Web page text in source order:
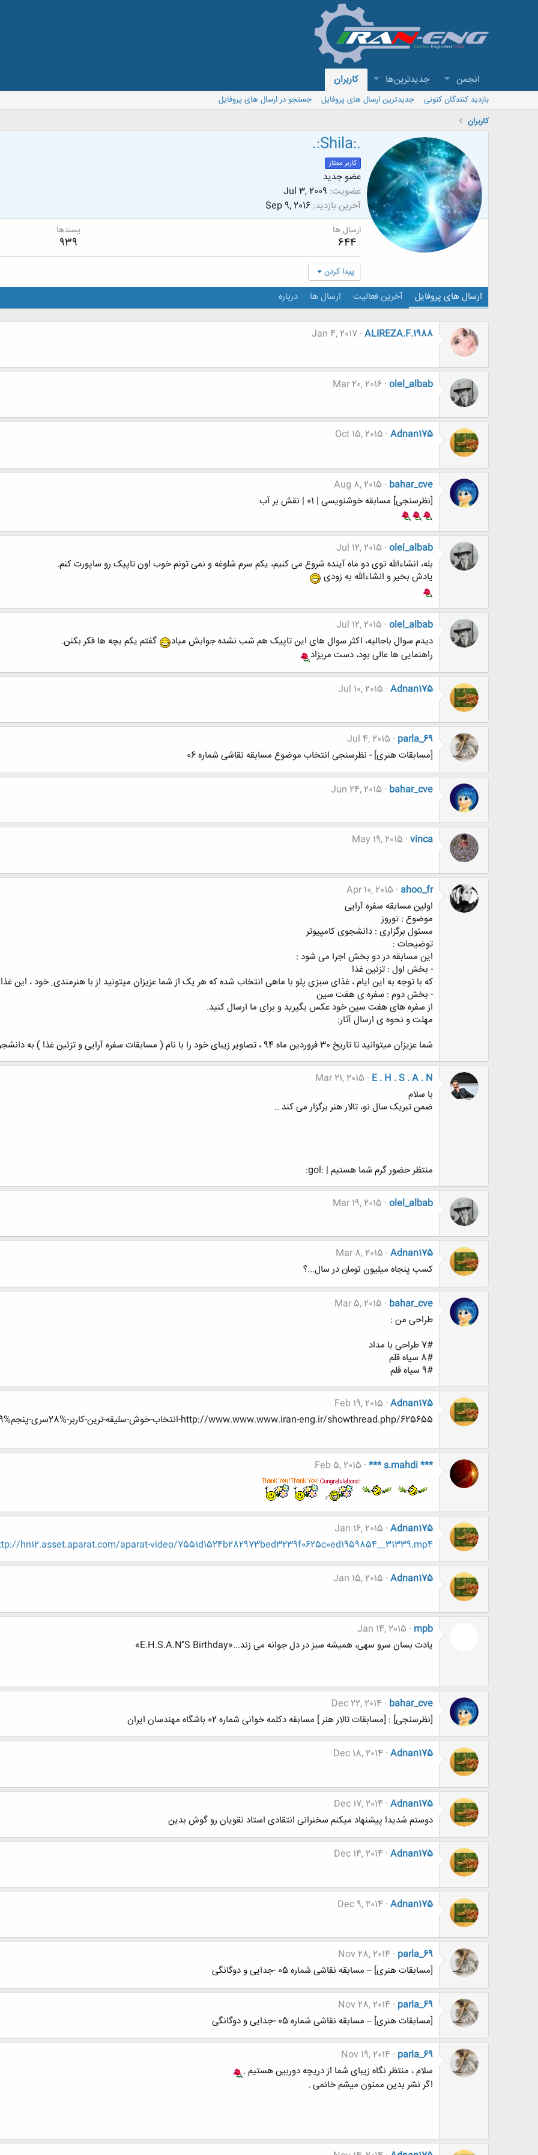
انجمن جدیدترین‌ها کاربران
بازدید کنندگان کنونی جدیدترین ارسال های پروفایل
جستجو در ارسال های پروفایل
کاربران
.:Shila:.
کاربر ممتاز
عضو جدید
عضویت Jul 3, 2009
آخرین بازدید Sep 9, 2016
ارسال ها
644
پسندها
939
پیدا کردن
ارسال های پروفایل آخرین فعالیت ارسال ها درباره
ALIREZA.F.1988
Jan 4, 2017
olel_albab
Mar 20, 2016
Adnan175
Oct 15, 2015
bahar_cve
Aug 8, 2015
[نظرسنجی] مسابقه خوشنویسی | 01 | نقش بر آب
olel_albab
Jul 12, 2015
بله، انشاءالله توی دو ماه آینده شروع می کنیم، یکم سرم شلوغه و نمی تونم خوب اون تاپیک رو ساپورت کنم.
یادش بخیر و انشاءالله به زودی
olel_albab
Jul 12, 2015
دیدم سوال باحالیه، اکثر سوال های این تاپیک هم شب نشده جوابش میاد
گفتم یکم بچه ها فکر بکنن.
راهنمایی ها عالی بود، دست مریزاد
Adnan175
Jul 10, 2015
parla_69
Jul 4, 2015
[مسابقات هنری] - نظرسنجی انتخاب موضوع مسابقه نقاشی شماره 06
bahar_cve
Jun 24, 2015
vinca
May 19, 2015
ahoo_fr
Apr 10, 2015
اولین مسابقه سفره آرایی
موضوع : نوروز
مسئول برگزاری : دانشجوی کامپیوتر
توضیحات :
این مسابقه در دو بخش اجرا می شود :
- بخش اول : تزئین غذا
که با توجه به این ایام ، غذای سبزی پلو با ماهی انتخاب شده که هر یک از شما عزیزان میتونید از با هنرمندی ِ خود ، این
- بخش دوم : سفره ی هفت سین
از سفره های هفت سین خود عکس بگیرید و برای ما ارسال کنید.
مهلت و نحوه ی ارسال آثار:
شما عزیزان میتوانید تا تاریخ 30 فروردین ماه 94 ، تصاویر زیبای خود را با نام ( مسابقات سفره آرایی و تزئین غذا ) به دانشجوی کامپیوترارسال کنید .
E . H . S . A . N
Mar 21, 2015
با سلام
ضمن تبریک سال نو، تالار هنر برگزار می کند ..
منتظر حضور گرم شما هستیم | :gol:
olel_albab
Mar 19, 2015
Adnan175
Mar 8, 2015
کسب پنجاه میلیون تومان در سال...؟
bahar_cve
Mar 5, 2015
طراحی من :
7# طراحی با مداد
8# سیاه قلم
9# سیاه قلم
Adnan175
Feb 19, 2015
http://www.www.www.iran-eng.ir/showthread.php/625655-انتخاب-خوش-سلیقه-ترین-کاربر-%28سری-پنجم%29
*** s.mahdi ***
Feb 5, 2015
Adnan175
Jan 16, 2015
hn12.asset.aparat.com/aparat-video/7551d1524b282973bed3239f0625c0ed1959854__31339.mp4
Adnan175
Jan 15, 2015
mpb
Jan 14, 2015
یادت بسان سرو سهی، همیشه سبز در دل جوانه می زند...«E.H.S.A.Nُُُ S Birthday»
bahar_cve
Dec 22, 2014
[نظرسنجی] : [مسابقات تالار هنر ] مسابقه دکلمه خوانی شماره 02 باشگاه مهندسان ایران
Adnan175
Dec 18, 2014
Adnan175
Dec 17, 2014
دوستم شدیدا پیشنهاد میکنم سخنرانی انتقادی استاد نقویان رو گوش بدین
Adnan175
Dec 14, 2014
Adnan175
Dec 9, 2014
parla_69
Nov 28, 2014
[مسابقات هنری] – مسابقه نقاشی شماره 05 -جدایی و دوگانگی
parla_69
Nov 28, 2014
[مسابقات هنری] – مسابقه نقاشی شماره 05 -جدایی و دوگانگی
parla_69
Nov 19, 2014
سلام ، منتظر نگاه زیبای شما از دریچه دوربین هستیم .
اگر نشر بدین ممنون میشم خانمی .